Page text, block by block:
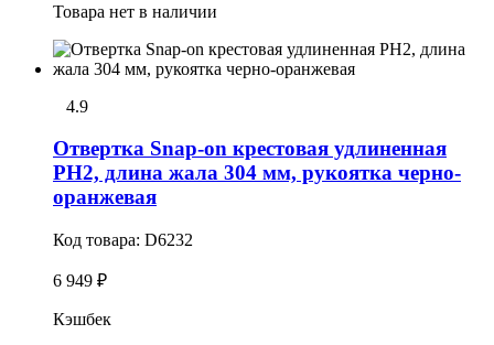
Товара нет в наличии
4.9
Отвертка Snap-on крестовая удлиненная
РН2, длина жала 304 мм, рукоятка черно-
оранжевая
Код товара: D6232
6 949 ₽
Кэшбек